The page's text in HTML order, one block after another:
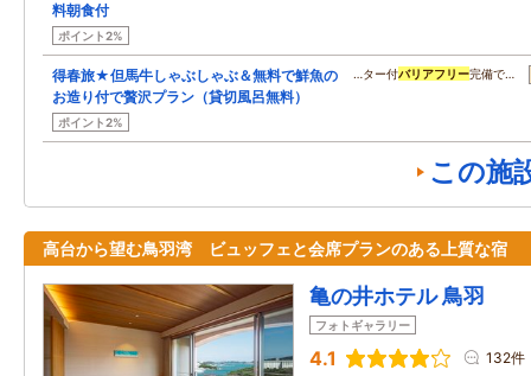
料朝食付
ポイント2%
得春旅★但馬牛しゃぶしゃぶ＆無料で鮮魚の
お造り付で贅沢プラン（貸切風呂無料）
ポイント2%
…ター付バリアフリー完備で…
この施
高台から望む鳥羽湾 ビュッフェと会席プランのある上質な宿
亀の井ホテル 鳥羽
フォトギャラリー
4.1 132件